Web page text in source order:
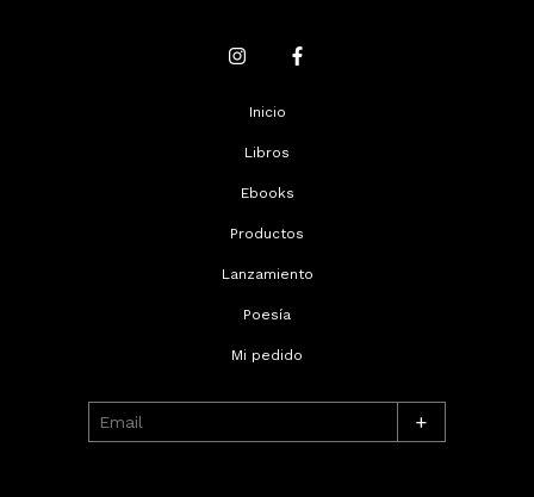
Inicio
Libros
Ebooks
Productos
Lanzamiento
Poesía
Mi pedido
+